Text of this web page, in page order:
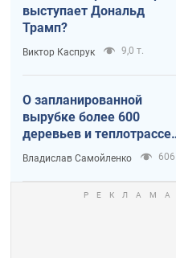
выступает Дональд
Трамп?
Виктор Каспрук 9,0 т.
О запланированной
вырубке более 600
деревьев и теплотрассе:
что происходит на
Теремках в Киеве
Владислав Самойленко 606